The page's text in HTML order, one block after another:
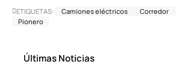
ETIQUETAS: Camiones eléctricos Corredor
Pionero
Últimas Noticias